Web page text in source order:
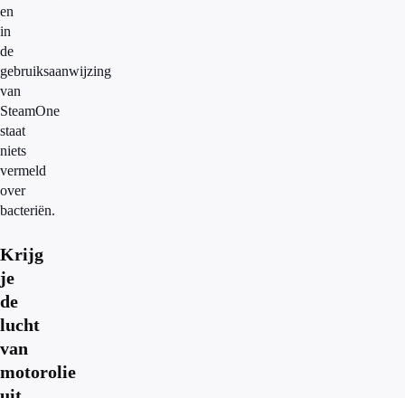
en
in
de
gebruiksaanwijzing
van
SteamOne
staat
niets
vermeld
over
bacteriën.
Krijg
je
de
lucht
van
motorolie